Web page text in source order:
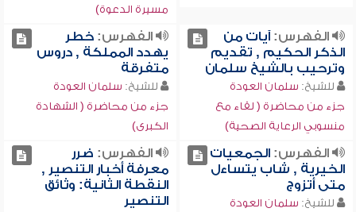
مسيرة الدعوة)
الفهرس:آيات من
الذكر الحكيم , تقديم
وترحيب بالشيخ سلمان
للشيخ: سلمان العودة
جزء من محاضرة ( لقاء مع
منسوبي الرعاية الصحية)
الفهرس:خطر
يهدد المملكة , دروس
متفرقة
للشيخ: سلمان العودة
جزء من محاضرة ( الشهادة
الكبرى)
الفهرس:الجمعيات
الخيرية , شاب يتساءل
متى أتزوج
للشيخ: سلمان العودة
الفهرس: ضرر
معرفة أخبار التنصير ,
النقطة الثانية: وثائق
التنصير